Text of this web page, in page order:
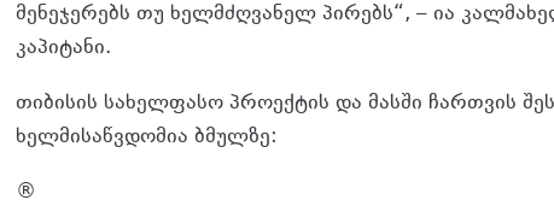
მენეჯერებს თუ ხელმძღვანელ პირებს“, – ია
კაპიტანი.
თიბისის სახელფასო პროექტის და მასში ჩართვის
ხელმისაწვდომია ბმულზე:
®